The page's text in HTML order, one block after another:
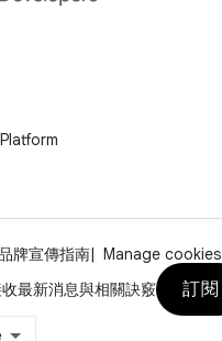
牌宣傳指南
Manage cookies
最新消息與相關訣竅
訂閱